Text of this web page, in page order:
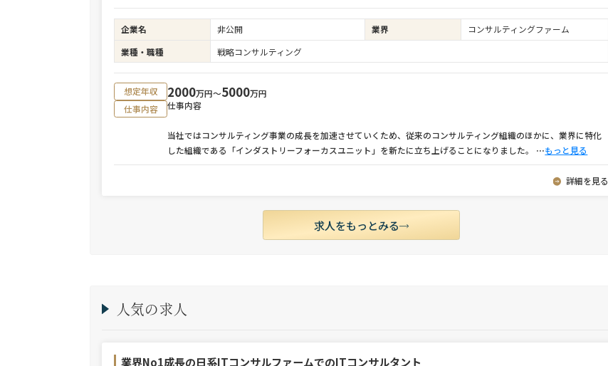
企業名 非公開 業界
コンサルティングファーム
業種・職種
戦略コンサルティング
想定年収 2000万円〜5000万円
仕事内容
仕事内容
当社ではコンサルティング事業の成長を加速させていくため、従来のコンサルティング組織のほかに、業界に特化
した組織である「インダストリーフォーカスユニット」を新たに立ち上げることになりました。 ⋯もっと見る
詳細を見る
求人をもっとみる
人気の求人
業界No1成長の日系ITコンサルファームでのITコンサルタント